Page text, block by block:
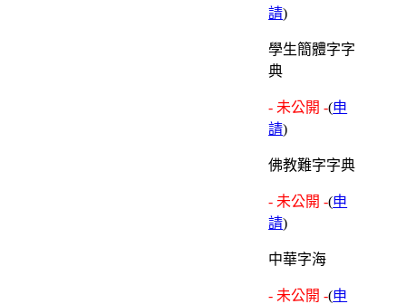
請)
學生簡體字字
典
- 未公開 -(申
請)
佛教難字字典
- 未公開 -(申
請)
中華字海
- 未公開 -(申